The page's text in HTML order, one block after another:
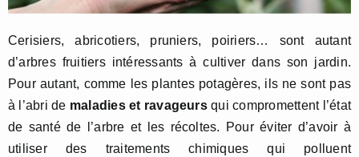
Cerisiers, abricotiers, pruniers, poiriers… sont autant
d’arbres fruitiers intéressants à cultiver dans son jardin.
Pour autant, comme les plantes potagères, ils ne sont pas
à l’abri de maladies et ravageursqui compromettent l’état
de santé de l’arbre et les récoltes. Pour éviter d’avoir à
utiliser des traitements chimiques qui polluent